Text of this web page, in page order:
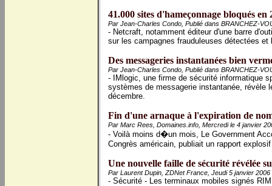
41.000 sites d'hameçonnage bloqués en
Par Jean-Charles Condo, Publié dans BRANCHEZ-
- Netcraft, notamment éditeur d'une barre
sur les campagnes frauduleuses détectées et
Des messageries instantanées bien
Par Jean-Charles Condo, Publié dans BRANCHEZ-
- IMlogic, une firme de sécurité informatique
systèmes de messagerie instantanée, révèle
décembre.
Fin d'une arnaque à l'expiration de
Par Marc Rees, Domaines.info, Mercredi le 4 janvier
- Voilà moins d�un mois, Le Government
Congrès américain, publiait un rapport
Une nouvelle faille de sécurité révélée
Par Laurent Dupin, ZDNet France, Jeudi 5 janvier 2006
- Sécurité - Les terminaux mobiles signés